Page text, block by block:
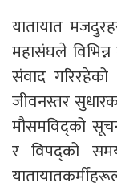
यातायात
महासंघले
संवाद
जीवनस्तर
मौसमविद्को
र विपद्को